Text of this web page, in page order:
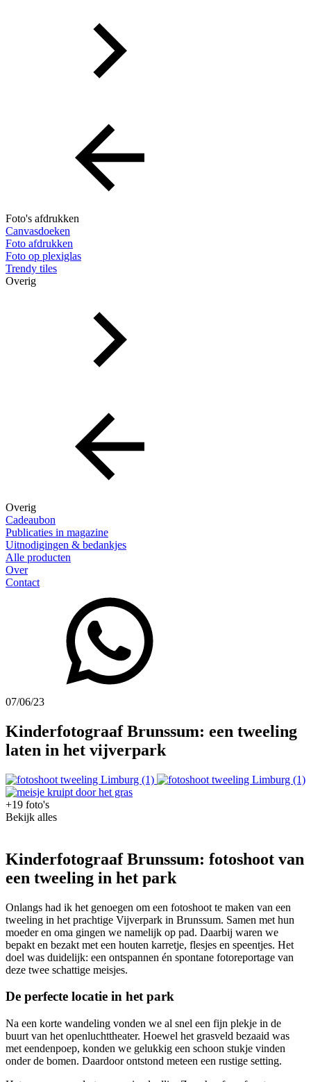
Foto's afdrukken
Canvasdoeken
Foto afdrukken
Foto op plexiglas
Trendy tiles
Overig
Overig
Cadeaubon
Publicaties in magazine
Uitnodigingen & bedankjes
Alle producten
Over
Contact
07/06/23
Kinderfotograaf Brunssum: een tweeling
laten in het vijverpark
+19 foto's
Bekijk alles
Kinderfotograaf Brunssum: fotoshoot van
een tweeling in het park
Onlangs had ik het genoegen om een fotoshoot te maken van een
tweeling in het prachtige Vijverpark in Brunssum. Samen met hun
moeder en oma gingen we namelijk op pad. Daarbij waren we
bepakt en bezakt met een houten karretje, flesjes en speentjes. Het
doel was duidelijk: een ontspannen én spontane fotoreportage van
deze twee schattige meisjes.
De perfecte locatie in het park
Na een korte wandeling vonden we al snel een fijn plekje in de
buurt van het openluchttheater. Hoewel het grasveld bezaaid was
met eendenpoep, konden we gelukkig een schoon stukje vinden
onder de bomen. Daardoor ontstond meteen een rustige setting.